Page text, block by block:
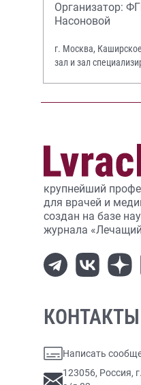
Организатор:
Насоновой
г. Москва,
зал и зал
крупнейший
для врачей и
создан на базе
журнала
КОНТАКТЫ
Написать
123056, Россия,